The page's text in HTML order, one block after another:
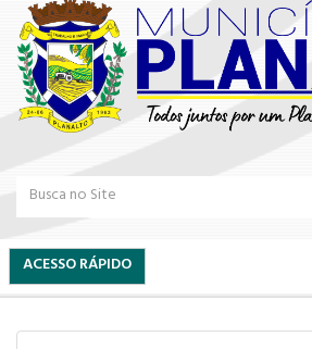
ACESSO RÁPIDO